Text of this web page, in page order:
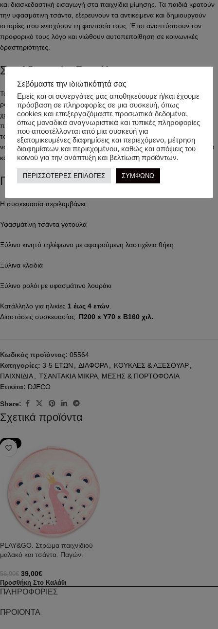
και διασκεδαστική εισαγωγή στα παιχνίδια μίμησης. Τα παιδιά κρατούν
την υφασμάτινη τσάντα, εξερευνούν τα αντικείμενα και δημιουργούν
ιστορίες που ενισχύουν τη φαντασία τους. Έτσι αναπτύσσουν τον
προφορικό τους λόγο και νιώθουν αυτοπεποίθηση σε κοινωνικές
δραστηριότητες.
Σετ Αξεσουάρ Γατούλα
Το σετ περιλαμβάνει όλα όσα χρειάζεται μια ολοκληρωμένη εμπειρία
ρόλων. Με τοDjeco Τσάντα με αξεσουάρ “Γατούλα”, τα παιδιά
χρησιμοποιούν το ξύλινο κινητό τηλέφωνο με τη μαλακή θήκη,
πειραματίζονται με τα ξύλινα κλειδιά και παίζουν με το ξύλινο ρολόι με
το υφασμάτινο λουράκι. Όλα τα αντικείμενα έχουν μικρό μέγεθος ώστε
να τα χειρίζονται άνετα, ενώ επιπλέον ενισχύουν τη λεπτή κινητικότητα
και τη συναισθηματική ανάπτυξη.
Περιεχόμενο – Ηλικία – Διαστάσεις
Η συσκευασία περιλαμβάνει:
Υφασμάτινη τσάντα γατούλα
Ξύλινο κινητό τηλέφωνο με αφαιρούμενη λαστιχένια θήκη
Ξύλινα κλειδιά
Ξύλινο ρολόι με υφασμάτινο λουράκι
Κατάλληλο για ηλικίες 1 έως 4 ετών.
Διαστάσεις συσκευασίας: Π200 x Υ70 x Β160 χιλ.
Κωδικός προϊόντος: 05564
Κατηγορίες: 3-5 ΕΤΩΝ , ΔΙΑΦΟΡΑ, ΚΟΥΚΛΕΣ & ΑΞΕΣΟΥΑΡ,
ΠΑΙΧΝΙΔΙΑ, ΤΣΑΝΤΑΚΙΑ ΜΙΚΡΑ, ΜΕΣΗΣ & ΠΟΡΤΟΦΟΛΙΑ
Ετικέτα: DJECO
Share:
Σχετικά προϊόντα
-34%
PLAY&GO. Στρώμα παιχνιδιού
μαλακό και τσάντα. Παγώνι
58,90€ 39,00€
Προσθήκη Στο Καλάθι
ΠΛΗΡΟΦΟΡΙΕΣ
ΠΡΟΙΟΝΤΑ
Σεβόμαστε την ιδιωτικότητά σας
Εμείς και οι συνεργάτες μας αποθηκεύουμε ή/και έχουμε
πρόσβαση σε πληροφορίες σε μια συσκευή, όπως
cookies και επεξεργαζόμαστε προσωπικά δεδομένα,
όπως μοναδικά αναγνωριστικά και τυπικές πληροφορίες
που αποστέλλονται από μια συσκευή για
εξατομικευμένες διαφημίσεις και περιεχόμενο, μέτρηση
διαφημίσεων και περιεχομένου, καθώς και απόψεις του
κοινού για την ανάπτυξη και βελτίωση προϊόντων.
ΠΕΡΙΣΣΟΤΕΡΕΣ ΕΠΙΛΟΓΕΣ ΣΥΜΦΩΝΩ